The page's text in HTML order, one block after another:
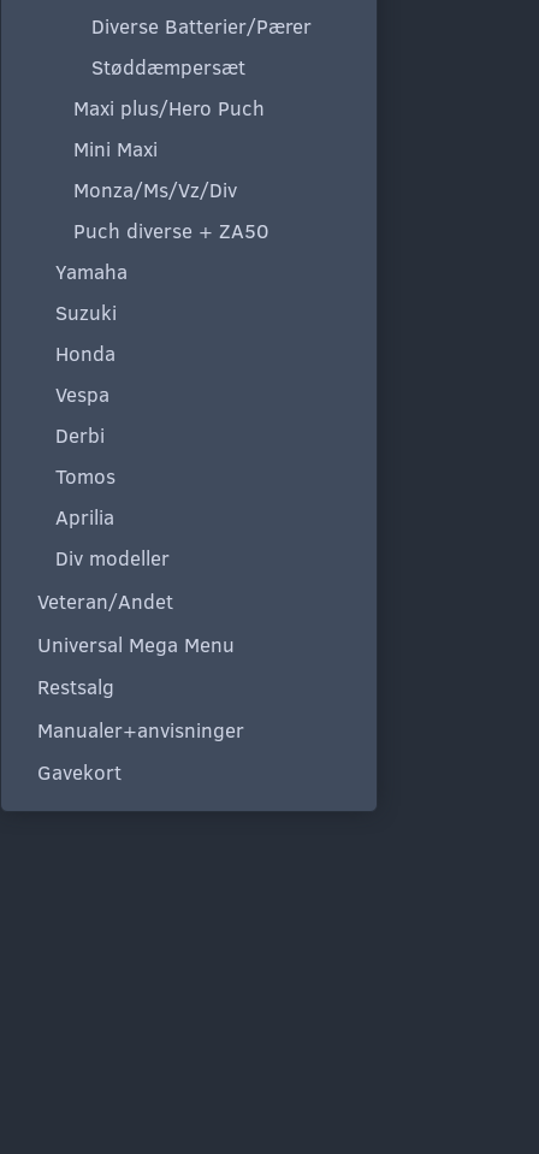
Diverse Batterier/Pærer
Støddæmpersæt
Maxi plus/Hero Puch
Mini Maxi
Monza/Ms/Vz/Div
Puch diverse + ZA50
Yamaha
Suzuki
Honda
Vespa
Derbi
Tomos
Aprilia
Div modeller
Veteran/Andet
Universal Mega Menu
Restsalg
Manualer+anvisninger
Gavekort